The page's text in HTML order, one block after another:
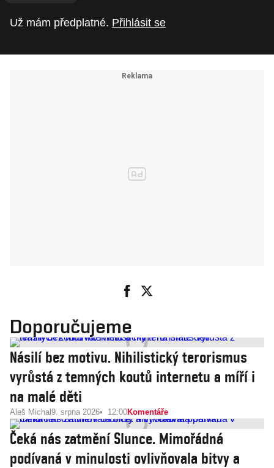
Už mám předplatné. Přihlásit se
Doporučujeme
Násilí bez motivu. Nihilistický terorismus
vyrůstá z temných koutů internetu a míří i
na malé děti
Aleš Michal 9. srpna 2026 12:00Komentáře
Čeká nás zatmění Slunce. Mimořádná
podívaná v minulosti ovlivňovala bitvy a